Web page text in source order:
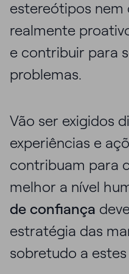
estereótipos nem
realmente
e contribuir para
problemas.
Vão ser exigidos
experiências e
contribuam para
melhor a nível
de confiança
estratégia das
sobretudo a